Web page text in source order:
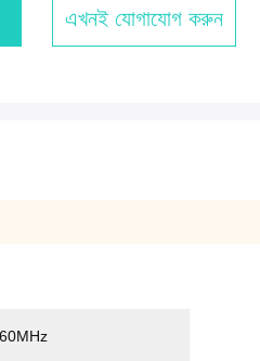
এখনই যোগাযোগ করুন